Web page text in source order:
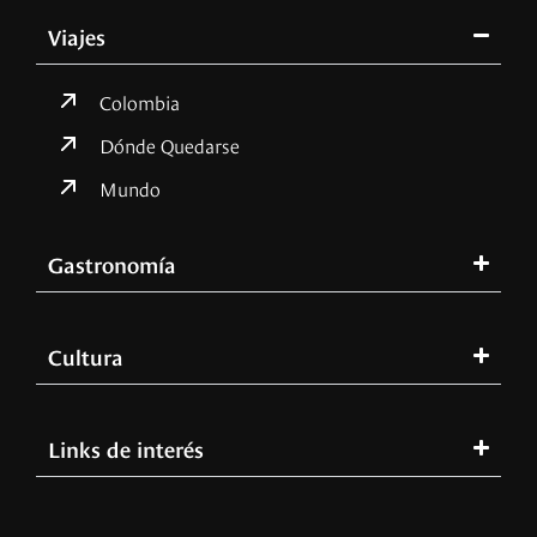
Viajes
Colombia
Dónde Quedarse
Mundo
Gastronomía
Cultura
Links de interés